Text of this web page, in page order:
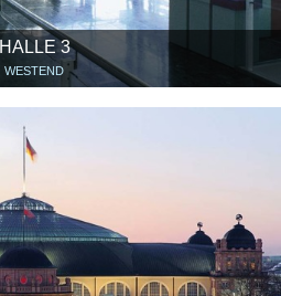
HALLE 3
WESTEND